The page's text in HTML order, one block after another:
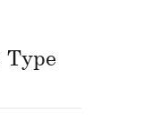
Type